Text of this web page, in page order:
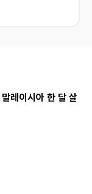
이시아 한 달 살